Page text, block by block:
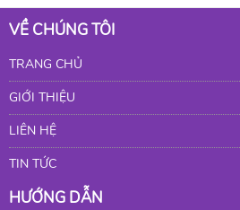
VỀ CHÚNG TÔI
TRANG CHỦ
GIỚI THIỆU
LIÊN HỆ
TIN TỨC
HƯỚNG DẪN